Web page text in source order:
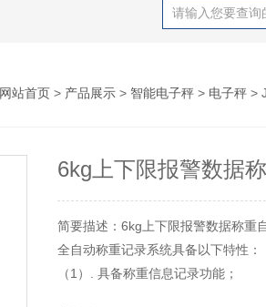
网站首页 > 产品展示 > 智能电子秤 > 电子秤 >
6kg上下限报警数据
简要描述：6kg上下限报警数据称重
全自动称重记录系统具备以下特性：
（1）. 具备称重信息记录功能；